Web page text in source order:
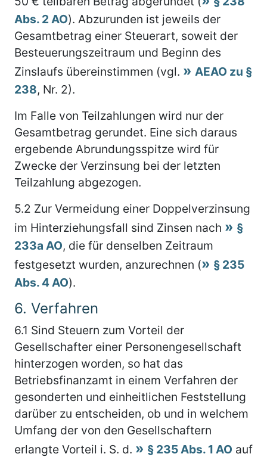
Abs. 2 AO). Abzurunden ist jeweils der
Gesamtbetrag einer Steuerart, soweit der
Besteuerungszeitraum und Beginn des
Zinslaufs übereinstimmen (vgl.
AEAO zu §
238, Nr. 2).
Im Falle von Teilzahlungen wird nur der
Gesamtbetrag gerundet. Eine sich daraus
ergebende Abrundungsspitze wird für
Zwecke der Verzinsung bei der letzten
Teilzahlung abgezogen.
5.2 Zur Vermeidung einer Doppelverzinsung
im Hinterziehungsfall sind Zinsen nach
§
233a AO, die für denselben Zeitraum
festgesetzt wurden, anzurechnen (
§ 235
Abs. 4 AO).
6. Verfahren
6.1 Sind Steuern zum Vorteil der
Gesellschafter einer Personengesellschaft
hinterzogen worden, so hat das
Betriebsfinanzamt in einem Verfahren der
gesonderten und einheitlichen Feststellung
darüber zu entscheiden, ob und in welchem
Umfang der von den Gesellschaftern
erlangte Vorteil i. S. d.
§ 235 Abs. 1 AO auf